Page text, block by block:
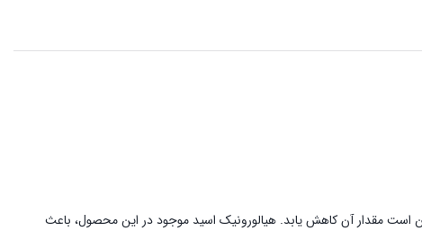
است مقدار آن کاهش یابد. هیالورونیک اسید موجود در این محصول، باعث